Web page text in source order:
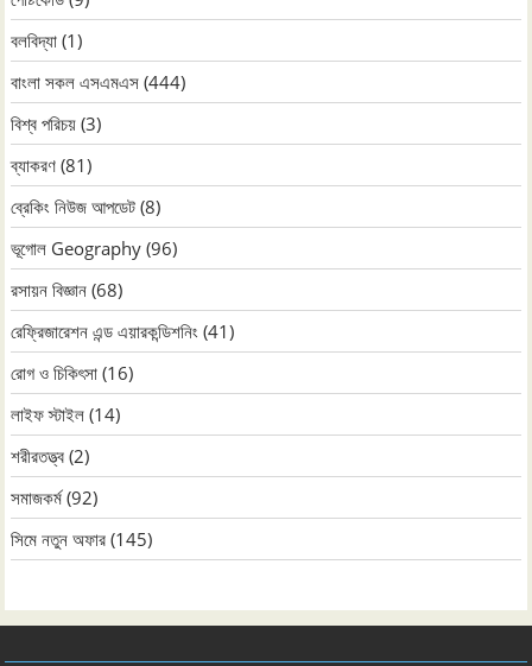
বলবিদ্যা (1)
বাংলা সকল এসএমএস (444)
বিশ্ব পরিচয় (3)
ব্যাকরণ (81)
ব্রেকিং নিউজ আপডেট (8)
ভূগোল Geography (96)
রসায়ন বিজ্ঞান (68)
রেফ্রিজারেশন এন্ড এয়ারকন্ডিশনিং (41)
রোগ ও চিকিৎসা (16)
লাইফ স্টাইল (14)
শরীরতত্ত্ব (2)
সমাজকর্ম(92)
সিমে নতুন ‍অফার (145)